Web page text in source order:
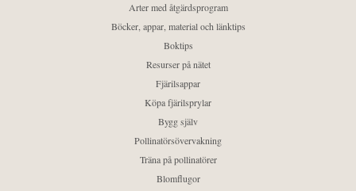
Arter med åtgärdsprogram
Böcker, appar, material och länktips
Boktips
Resurser på nätet
Fjärilsappar
Köpa fjärilsprylar
Bygg själv
Pollinatörsövervakning
Träna på pollinatörer
Blomflugor